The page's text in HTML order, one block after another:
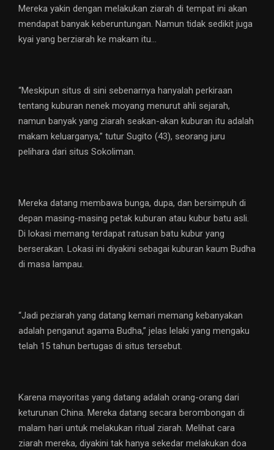
Mereka yakin dengan melakukan ziarah di tempat ini akan
mendapat banyak keberuntungan. Namun tidak sedikit juga
kyai yang berziarah ke makam itu…
“Meskipun situs di sini sebenarnya hanyalah perkiraan
tentang kuburan nenek moyang menurut ahli sejarah,
namun banyak yang ziarah seakan-akan kuburan itu adalah
makam keluarganya,” tutur Sugito (43), seorang juru
pelihara dari situs Sokoliman.
Mereka datang membawa bunga, dupa, dan bersimpuh di
depan masing-masing petak kuburan atau kubur batu asli.
Di lokasi memang terdapat ratusan batu kubur yang
berserakan. Lokasi ini diyakini sebagai kuburan kaum Budha
di masa lampau.
“Jadi peziarah yang datang kemari memang kebanyakan
adalah penganut agama Budha,” jelas lelaki yang mengaku
telah 15 tahun bertugas di situs tersebut.
Karena mayoritas yang datang adalah orang-orang dari
keturunan China. Mereka datang secara berombongan di
malam hari untuk melakukan ritual ziarah. Melihat cara
ziarah mereka, diyakini tak hanya sekedar melakukan doa